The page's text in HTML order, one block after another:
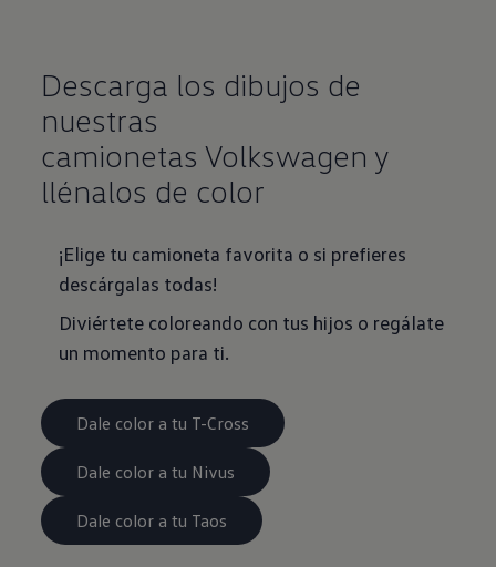
Descarga los dibujos de
nuestras
camionetas Volkswagen y
llénalos de color
¡Elige tu camioneta favorita o si prefieres
descárgalas todas!
Diviértete coloreando con tus hijos o regálate
un momento para ti.
Dale color a tu T-Cross
Dale color a tu Nivus
Dale color a tu Taos